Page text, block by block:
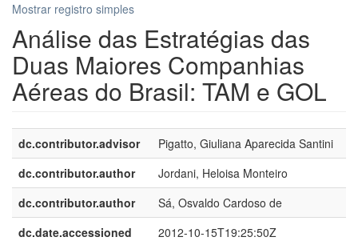
Mostrar registro simples
Análise das Estratégias das
Duas Maiores Companhias
Aéreas do Brasil: TAM e GOL
dc.contributor.advisor
Pigatto, Giuliana Aparecida Santini
dc.contributor.author
Jordani, Heloisa Monteiro
dc.contributor.author
Sá, Osvaldo Cardoso de
dc.date.accessioned
2012-10-15T19:25:50Z